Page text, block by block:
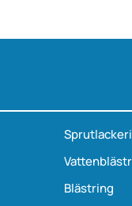
Blästring